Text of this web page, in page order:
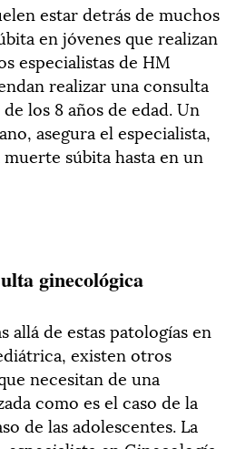
estar detrás de muchos
en jóvenes que realizan
especialistas de HM
realizar una consulta
los 8 años de edad. Un
asegura el especialista,
súbita hasta en un
ginecológica
allá de estas patologías en
existen otros
necesitan de una
como es el caso de la
de las adolescentes. La